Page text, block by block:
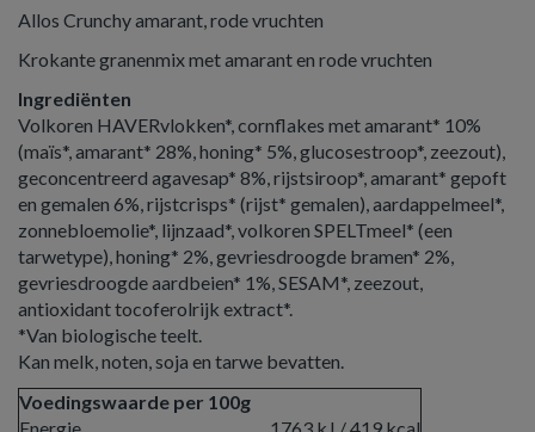
Allos Crunchy amarant, rode vruchten
Krokante granenmix met amarant en rode vruchten
Ingrediënten
Volkoren HAVERvlokken*, cornflakes met amarant* 10%
(maïs*, amarant* 28%, honing* 5%, glucosestroop*, zeezout),
geconcentreerd agavesap* 8%, rijstsiroop*, amarant* gepoft
en gemalen 6%, rijstcrisps* (rijst* gemalen), aardappelmeel*,
zonnebloemolie*, lijnzaad*, volkoren SPELTmeel* (een
tarwetype), honing* 2%, gevriesdroogde bramen* 2%,
gevriesdroogde aardbeien* 1%, SESAM*, zeezout,
antioxidant tocoferolrijk extract*.
*Van biologische teelt.
Kan melk, noten, soja en tarwe bevatten.
Voedingswaarde per 100g